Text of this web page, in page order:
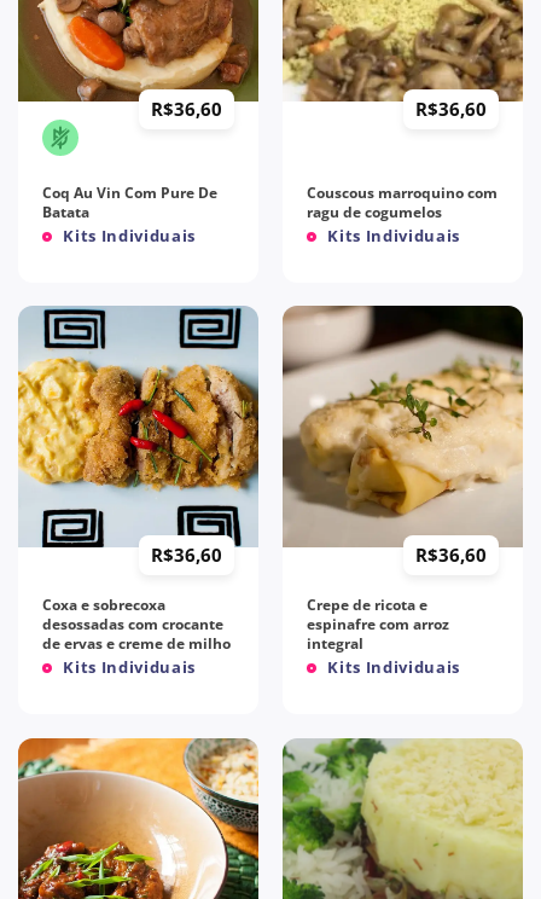
Kits Individuais
Coq Au Vin Com Pure De
Batata
R$36,60
Kits Individuais
Couscous marroquino com
ragu de cogumelos
R$36,60
Kits Individuais
Coxa e sobrecoxa
desossadas com crocante
de ervas e creme de milho
R$36,60
Kits Individuais
Crepe de ricota e
espinafre com arroz
integral
R$36,60